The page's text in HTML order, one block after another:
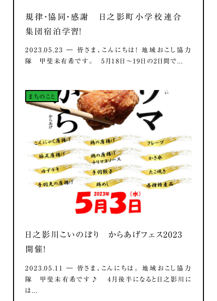
規律・協同・感謝 日之影町小学校連合
集団宿泊学習！
2023.05.23 ― 皆さま、こんにちは！ 地域おこし協力
隊 甲斐未有希です。 5月18日～19日の2日間で...
まちのこと
日之影川こいのぼり からあげフェス2023
開催！
2023.05.11 ― 皆さま、こんにちは。 地域おこし協力
隊 甲斐未有希です♪ 4月後半になると日之影川に
は...